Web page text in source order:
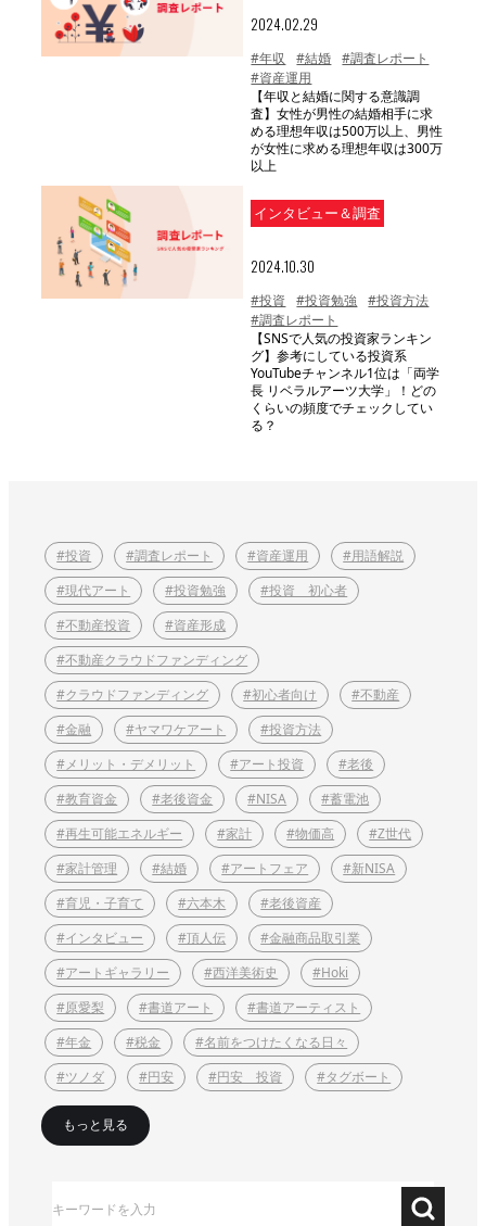
2024.02.29
#年収 #結婚
#調査レポート
#資産運用
【年収と結婚に関する意識調
査】女性が男性の結婚相手に求
める理想年収は500万以上、男性
が女性に求める理想年収は300万
以上
インタビュー＆調査
2024.10.30
#投資 #投資勉強
#投資方法
#調査レポート
【SNSで人気の投資家ランキン
グ】参考にしている投資系
YouTubeチャンネル1位は「両学
長 リベラルアーツ大学」！どの
くらいの頻度でチェックしてい
る？
#投資 #調査レポート #資産運用
#用語解説
#現代アート
#投資勉強
#投資 初心者
#不動産投資
#資産形成
#不動産クラウドファンディング
#クラウドファンディング
#初心者向け
#不動産
#金融
#ヤマワケアート
#投資方法
#メリット・デメリット
#アート投資
#老後
#教育資金
#老後資金 #NISA
#蓄電池
#再生可能エネルギー
#家計 #物価高
#Z世代
#家計管理
#結婚 #アートフェア
#新NISA
#育児・子育て
#六本木
#老後資産
#インタビュー
#頂人伝
#金融商品取引業
#アートギャラリー
#西洋美術史
#Hoki
#原愛梨
#書道アート
#書道アーティスト
#年金
#税金
#名前をつけたくなる日々
#ツノダ
#円安 #円安 投資 #タグボート
もっと見る